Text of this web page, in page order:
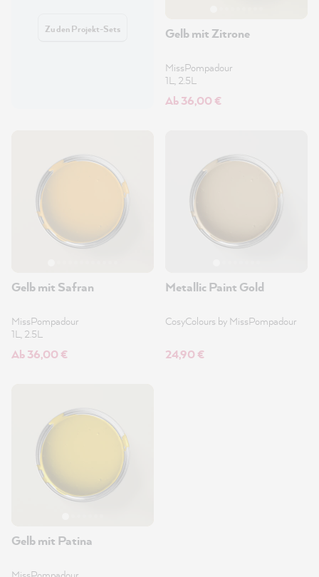
Zu den Projekt-Sets Gelb mit Zitrone
MissPompadour
1L, 2.5L
Ab 36,00 €
Gelb mit Safran
MissPompadour
1L, 2.5L
Ab 36,00 €
Metallic Paint Gold
CosyColours by MissPompadour
24,90 €
Gelb mit Patina